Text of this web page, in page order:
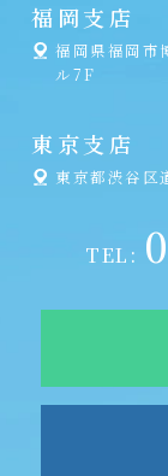
福岡支店
福岡県福岡市
ル7F
東京支店
東京都渋谷
TEL: